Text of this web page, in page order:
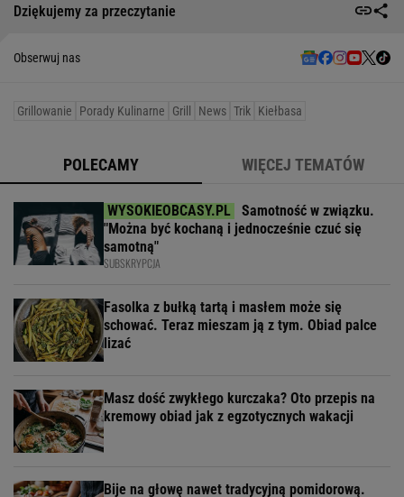
Dziękujemy za przeczytanie
Obserwuj nas
Grillowanie Porady Kulinarne Grill News Trik Kiełbasa
POLECAMY WIĘCEJ TEMATÓW
Samotność w związku.
"Można być kochaną i jednocześnie czuć się
samotną"
SUBSKRYPCJA
Fasolka z bułką tartą i masłem może się
schować. Teraz mieszam ją z tym. Obiad palce
lizać
Masz dość zwykłego kurczaka? Oto przepis na
kremowy obiad jak z egzotycznych wakacji
Bije na głowę nawet tradycyjną pomidorową.